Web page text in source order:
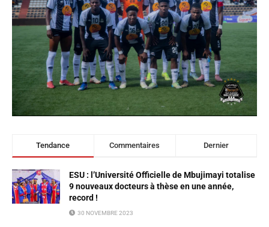
Tendance Commentaires Dernier
ESU : l’Université Officielle de Mbujimayi totalise
9 nouveaux docteurs à thèse en une année,
record !
30 NOVEMBRE 2023